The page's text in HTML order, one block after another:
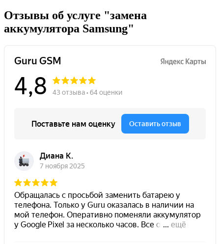
Отзывы об услуге "замена
аккумулятора Samsung"